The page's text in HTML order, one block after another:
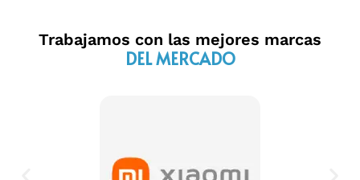
Trabajamos con las mejores marcas
DEL MERCADO